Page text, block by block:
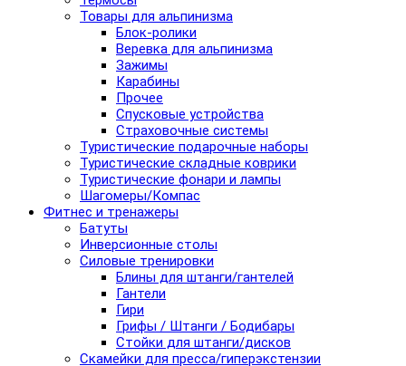
Товары для альпинизма
Блок-ролики
Веревка для альпинизма
Зажимы
Карабины
Прочее
Спусковые устройства
Страховочные системы
Туристические подарочные наборы
Туристические складные коврики
Туристические фонари и лампы
Шагомеры/Компас
Фитнес и тренажеры
Батуты
Инверсионные столы
Силовые тренировки
Блины для штанги/гантелей
Гантели
Гири
Грифы / Штанги / Бодибары
Стойки для штанги/дисков
Скамейки для пресса/гиперэкстензии